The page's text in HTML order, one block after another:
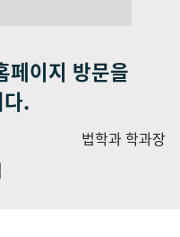
페이지 방문을
.
법학과 학과장